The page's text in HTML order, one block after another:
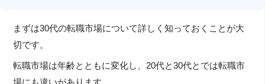
まずは30代の転職市場について詳しく知っておくことが大
切です。
転職市場は年齢とともに変化し、20代と30代とでは転職市